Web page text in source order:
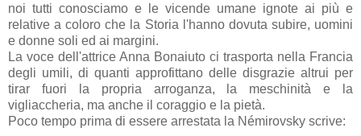
noi tutti conosciamo e le vicende umane ignote ai più e
relative a coloro che la Storia l'hanno dovuta subire, uomini
e donne soli ed ai margini.
La voce dell'attrice Anna Bonaiuto ci trasporta nella Francia
degli umili, di quanti approfittano delle disgrazie altrui per
tirar fuori la propria arroganza, la meschinità e la
vigliaccheria, ma anche il coraggio e la pietà.
Poco tempo prima di essere arrestata la Némirovsky scrive: